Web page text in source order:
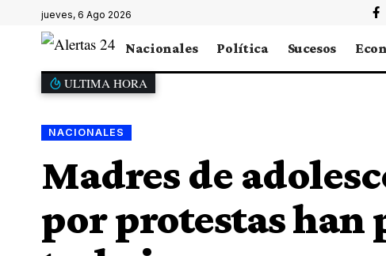
jueves, 6 Ago 2026
Nacionales Política Sucesos
ULTIMA HORA
NACIONALES
Madres de
por protestas han